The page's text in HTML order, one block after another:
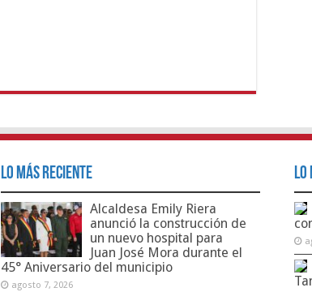
Lo Más Reciente
Alcaldesa Emily Riera
anunció la construcción de
un nuevo hospital para
Juan José Mora durante el
45° Aniversario del municipio
agosto 7, 2026
Lo